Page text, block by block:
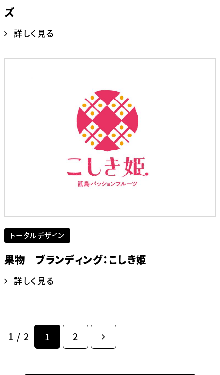
ズ
詳しく見る
トータルデザイン
果物 ブランディング：こしき姫
詳しく見る
1 / 2 1 2